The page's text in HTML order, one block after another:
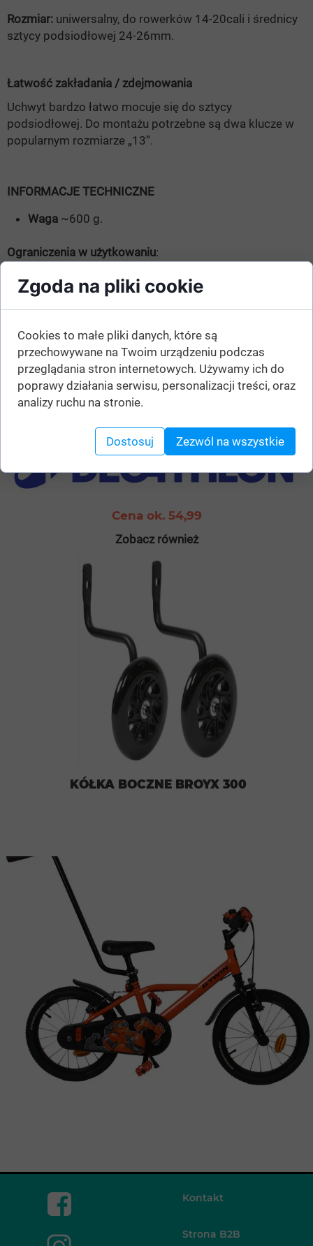
Rozmiar: uniwersalny, do rowerków 14-20cali i średnicy
sztycy podsiodłowej 24-26mm.
Łatwość zakładania / zdejmowania
Uchwyt bardzo łatwo mocuje się do sztycy
podsiodłowej. Do montażu potrzebne są dwa klucze w
popularnym rozmiarze „13”.
INFORMACJE TECHNICZNE
Waga ~600 g.
Ograniczenia w użytkowaniu:
Uchwyt- prowadnik wspomaga kontrolę nad rowerkiem,
ale nie zabezpiecza roweru ani użytkownika przed
wywróceniem. Dlatego prowadzony rower powinien być
wywróceniu na bok.
Ten produkt kupisz w sklepach:
Cena ok. 54,99
Zobacz również
KÓŁKA BOCZNE BROYX 300
Kontakt
Strona B2B
Zgoda na pliki cookie
Cookies to małe pliki danych, które są
przechowywane na Twoim urządzeniu podczas
przeglądania stron internetowych. Używamy ich do
poprawy działania serwisu, personalizacji treści, oraz
analizy ruchu na stronie.
Dostosuj Zezwól na wszystkie